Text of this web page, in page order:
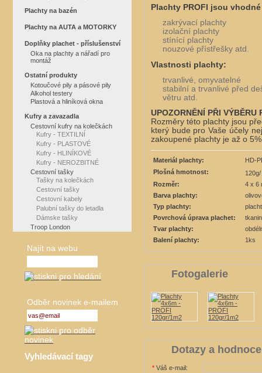
Plachty PROFI jsou
zakrývací plachty
izolační plachty
stínící plachty
nouzové přístřešky atd.
Vlastnosti plachty:
trvanlivé, omyvatelné
stabilní a trvanlivé před
větru atd.
UPOZORNĚNÍ PŘI VÝBĚRU
Rozměry této plachty jsou
který bude pro Vaše účely
zakoupené plachty je až o
Materiál plachty:
HD-
Plošná hmotnost:
Rozměr:
4 x 6
Barva plachty:
Typ plachty:
Povrchová úprava plachet:
Tvar plachty:
Balení plachty:
1ks
Fotogalerie
Dotazy a
* Váš e-mail:
Plachty na bazén
Plachty na AUTA a MOTORKY
Doplňky plachet - příslušenství
Oka na plachty a nářadí pro
montáž
Ostatní produkty
Kotoučové pily a pásové pily
Alkohol testery
Plastová a hliníková okna
Kufry a zavazadla
Cestovní kufry na kolečkách
Kufry - TEXTILNÍ
Kufry - PLASTOVÉ
Kufry - HLINÍKOVÉ
Kufry - NEROZBITNÉ
Cestovní tašky
Tašky na kolečkách
Cestovní tašky
Cestovní kabely
Palubní tašky do letadla
Dámske tašky
Troop London
Najít na webu
Odběr novinek e-mailem
Vyhledávací tagy